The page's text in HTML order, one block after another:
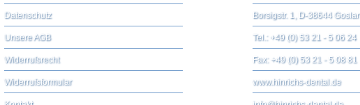
Datenschutz
Unsere AGB
Widerrufsrecht
Widerrufsformular
Borsigstr. 1, D-38644 Goslar
Tel.: +49 (0) 53 21 - 5 06 24
Fax: +49 (0) 53 21 - 5 08 81
www.hinrichs-dental.de